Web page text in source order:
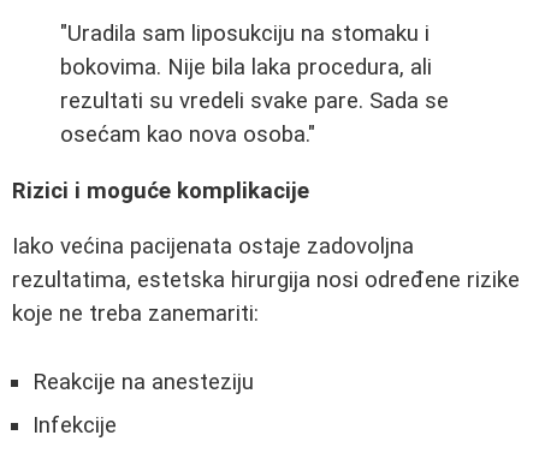
"Uradila sam liposukciju na stomaku i
bokovima. Nije bila laka procedura, ali
rezultati su vredeli svake pare. Sada se
osećam kao nova osoba."
Rizici i moguće komplikacije
Iako većina pacijenata ostaje zadovoljna
rezultatima, estetska hirurgija nosi određene rizike
koje ne treba zanemariti:
Reakcije na anesteziju
Infekcije